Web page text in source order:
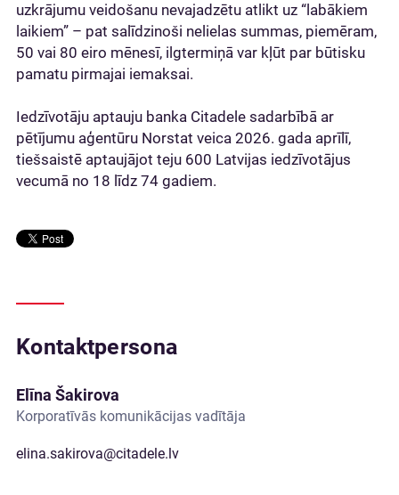
uzkrājumu veidošanu nevajadzētu atlikt uz “labākiem
laikiem” – pat salīdzinoši nelielas summas, piemēram,
50 vai 80 eiro mēnesī, ilgtermiņā var kļūt par būtisku
pamatu pirmajai iemaksai.
Iedzīvotāju aptauju banka Citadele sadarbībā ar
pētījumu aģentūru Norstat veica 2026. gada aprīlī,
tiešsaistē aptaujājot teju 600 Latvijas iedzīvotājus
vecumā no 18 līdz 74 gadiem.
Kontaktpersona
Elīna Šakirova
Korporatīvās komunikācijas vadītāja
elina.sakirova@citadele.lv